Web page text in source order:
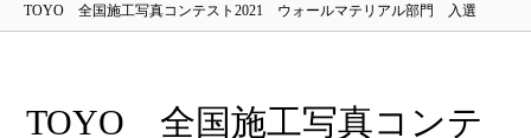
TOYO 全国施工写真コンテスト2021 ウォールマテリアル部門 入選
TOYO 全国施工写真コンテ